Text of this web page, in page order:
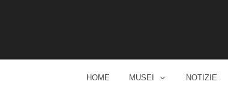
HOME MUSEI NOTIZIE